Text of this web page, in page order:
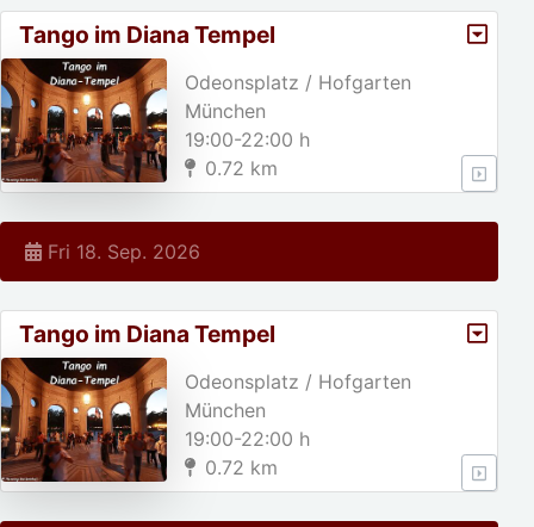
Tango im Diana Tempel
Odeonsplatz / Hofgarten
München
19:00-22:00 h
0.72 km
Fri 18. Sep. 2026
Tango im Diana Tempel
Odeonsplatz / Hofgarten
München
19:00-22:00 h
0.72 km